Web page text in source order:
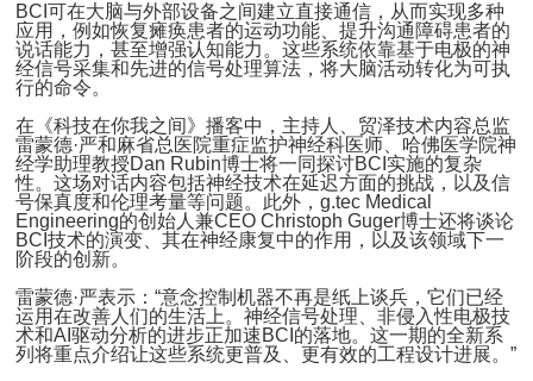
BCI可在大脑与外部设备之间建立直接通信，从而实现多种
应用，例如恢复瘫痪患者的运动功能、提升沟通障碍患者的
说话能力，甚至增强认知能力。这些系统依靠基于电极的神
经信号采集和先进的信号处理算法，将大脑活动转化为可执
行的命令。
在《科技在你我之间》播客中，主持人、贸泽技术内容总监
雷蒙德·严和麻省总医院重症监护神经科医师、哈佛医学院神
经学助理教授Dan Rubin博士将一同探讨BCI实施的复杂
性。这场对话内容包括神经技术在延迟方面的挑战，以及信
号保真度和伦理考量等问题。此外，g.tec Medical
Engineering的创始人兼CEO Christoph Guger博士还将谈论
BCI技术的演变、其在神经康复中的作用，以及该领域下一
阶段的创新。
雷蒙德·严表示：“意念控制机器不再是纸上谈兵，它们已经
运用在改善人们的生活上。神经信号处理、非侵入性电极技
术和AI驱动分析的进步正加速BCI的落地。这一期的全新系
列将重点介绍让这些系统更普及、更有效的工程设计进展。”